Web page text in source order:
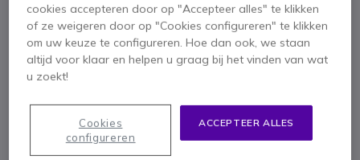
Ongelooflijke geluidsisolatie
3 microfoons voor superieure gespreksprestaties
Tot 37 uur autonomie en snel opladen in 15 minuten.
Compatibel met de meeste softphones op de markt
Toon meer
Meegeleverd in de doos
1 x Headset
1 x Dongle USB-A Bluetooth
1 x Draagtasje
1 x USB-A naar USB-C Kabel
cookies accepteren door op "Accepteer alles" te klikken
of ze weigeren door op "Cookies configureren" te klikken
om uw keuze te configureren. Hoe dan ook, we staan
altijd voor klaar en helpen u graag bij het vinden van wat
u zoekt!
ACCEPTEER ALLES
Cookies
configureren